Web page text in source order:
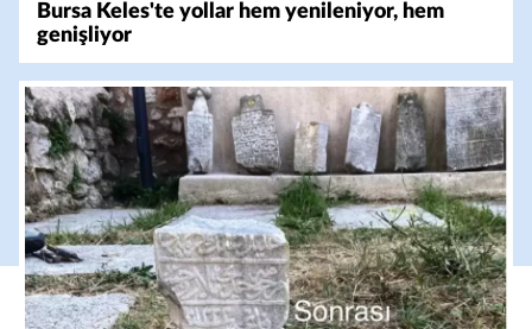
Bursa Keles'te yollar hem yenileniyor, hem
genişliyor